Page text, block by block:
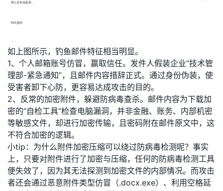
如上图所示，钓鱼邮件特征相当明显。
1、个人邮箱账号仿冒，赢取信任。发件人假装企业“技术管
理部-紧急通知”，且邮件内容措辞正式。通过身份伪装，使
受害者卸下心防，更容易达成攻击的目的。
2、反常的加密附件，躲避防病毒查杀。邮件内容为下载加
密的“自检工具”检查电脑漏洞，并非金融、账务、内部机密
等敏感文件，却进行加密传输，且密码附在邮件原文中，这
不符合加密的逻辑。
小tip：为什么附件加密压缩可以绕过防病毒检测呢？事实
上，只要对附件进行了加密与压缩，任何的防病毒检测工具
便失效了，因为其无法探测到加密文件的内部情况。而攻击
者还会通过恶意附件类型仿冒（.docx.exe）、利用空格延